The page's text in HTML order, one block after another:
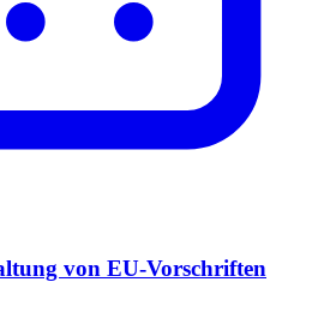
von EU-Vorschriften